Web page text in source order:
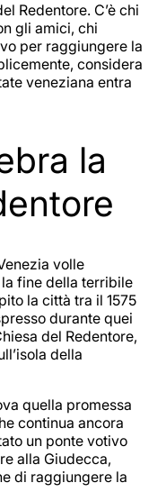
Redentore. C’è chi
gli amici, chi
per raggiungere la
considera
veneziana entra
la
volle
fine della terribile
la città tra il 1575
durante quei
del Redentore,
della
quella promessa
continua ancora
un ponte votivo
alla Giudecca,
di raggiungere la